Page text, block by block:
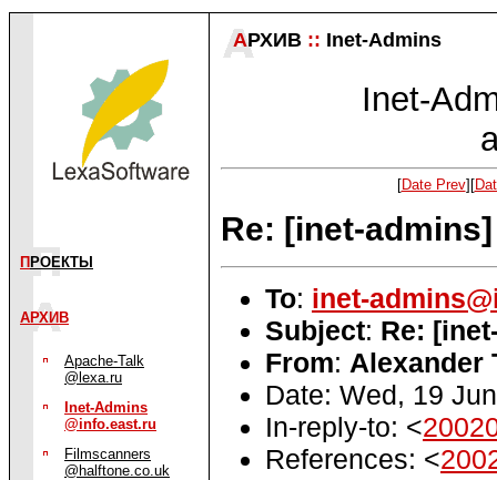
П РОЕКТЫ
АРХИВ
Apache-Talk
@lexa.ru
Inet-Admins
@info.east.ru
Filmscanners
@halftone.co.uk
АРХИВ :: Inet-Admins
Inet-
[Date Prev][
Re: [inet-
To: inet-
Subject: Re:
From: Alexander
Date: Wed, 19
In-reply-to: <
References: <